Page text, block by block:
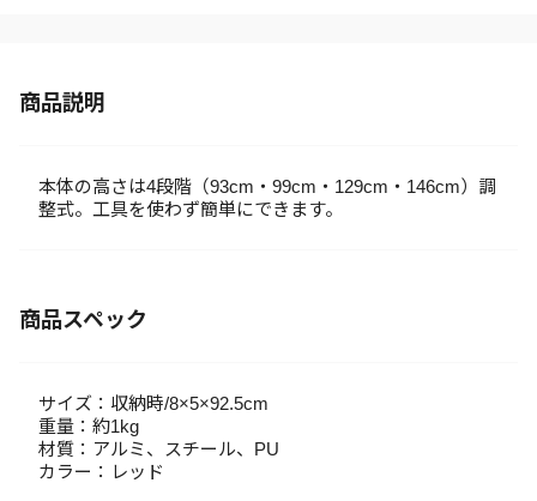
商品説明
本体の高さは4段階（93cm・99cm・129cm・146cm）調
整式。工具を使わず簡単にできます。
商品スペック
サイズ：収納時/8×5×92.5cm
重量：約1kg
材質：アルミ、スチール、PU
カラー：レッド